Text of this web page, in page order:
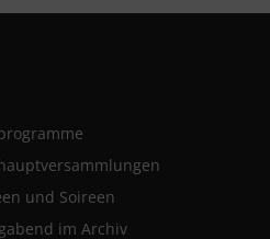
und Soireen
im Archiv